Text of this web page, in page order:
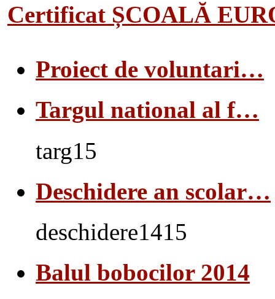
Certificat ȘCOALĂ
Proiect de voluntari…
Targul national al f…
targ15
Deschidere an scolar…
deschidere1415
Balul bobocilor 2014